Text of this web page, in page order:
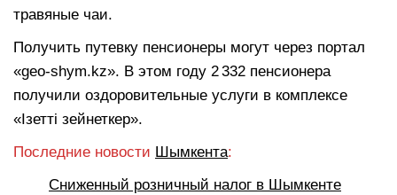
травяные чаи.
Получить путевку пенсионеры могут через портал
«geo‑shym.kz». В этом году 2 332 пенсионера
получили оздоровительные услуги в комплексе
«Ізетті зейнеткер».
Последние новости Шымкента:
Сниженный розничный налог в Шымкенте